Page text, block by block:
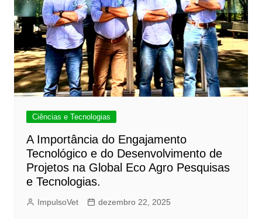
Ciências e Tecnologias
A Importância do Engajamento
Tecnológico e do Desenvolvimento de
Projetos na Global Eco Agro Pesquisas
e Tecnologias.
ImpulsoVet dezembro 22, 2025